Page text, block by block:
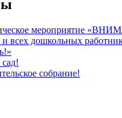
мероприятие
всех дошкольных
собрание!